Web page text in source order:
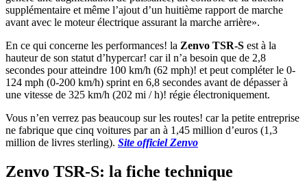
supplémentaire et même l’ajout d’un huitième rapport de marche
avant avec le moteur électrique assurant la marche arrière».
En ce qui concerne les performances! la Zenvo TSR-S est à la
hauteur de son statut d’hypercar! car il n’a besoin que de 2,8
secondes pour atteindre 100 km/h (62 mph)! et peut compléter le 0-
124 mph (0-200 km/h) sprint en 6,8 secondes avant de dépasser à
une vitesse de 325 km/h (202 mi / h)! régie électroniquement.
Vous n’en verrez pas beaucoup sur les routes! car la petite entreprise
ne fabrique que cinq voitures par an à 1,45 million d’euros (1,3
million de livres sterling). Site officiel Zenvo
Zenvo TSR-S: la fiche technique